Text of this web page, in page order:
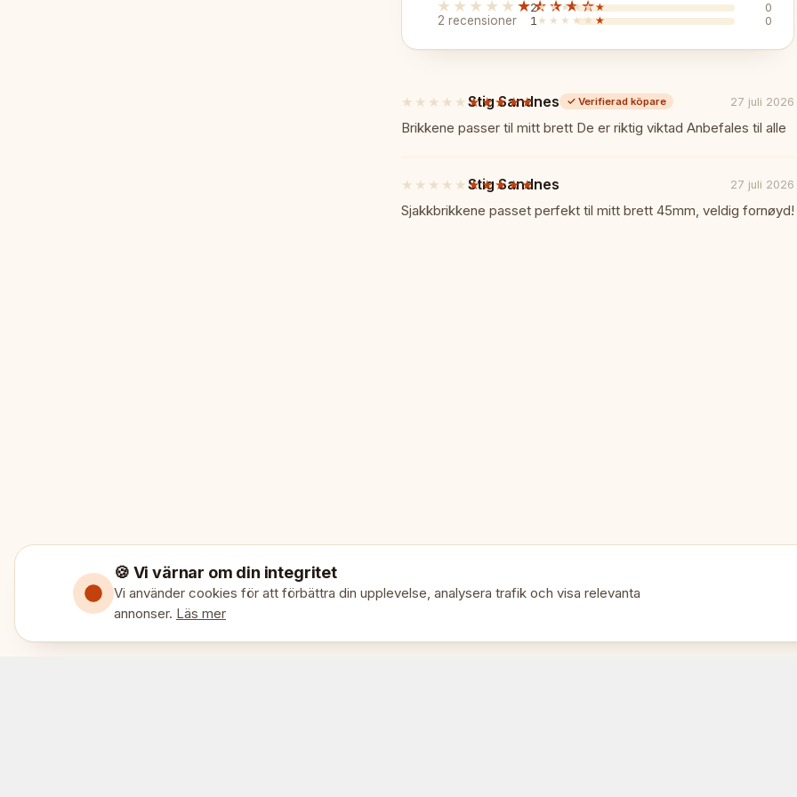
✓ Praktisk fällbar design
✓ Kvalitetshantverk till bra pris
📏Specifikationer:
★★★★★ ★★★★★
2 recensioner
2★★★★★★★★★★
0
1 ★★★★★★★★★★ 0
★★★★★ ★★★★★
5
av
Stig Sandnes ✓ Verifierad köpare 27 juli 2026
Brikkene passer til mitt brett De er riktig viktad Anbefales til alle
★★★★★ ★★★★★
5
av
Stig Sandnes 27 juli 2026
Sjakkbrikkene passet perfekt til mitt brett 45mm, veldig fornøyd!
🍪 Vi värnar om din integritet
Vi använder cookies för att förbättra din upplevelse, analysera trafik och visa relevanta
annonser. Läs mer